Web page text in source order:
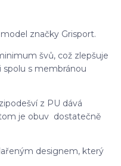
značky Grisport.
švů, což zlepšuje
s membránou
z PU dává
je obuv dostatečně
designem, který